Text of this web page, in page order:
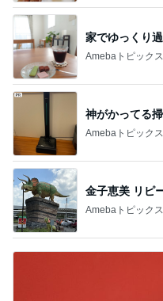
家でゆっくり
Amebaトピックス
神がかってる
Amebaトピックス
金子恵美 リピ
Amebaトピックス